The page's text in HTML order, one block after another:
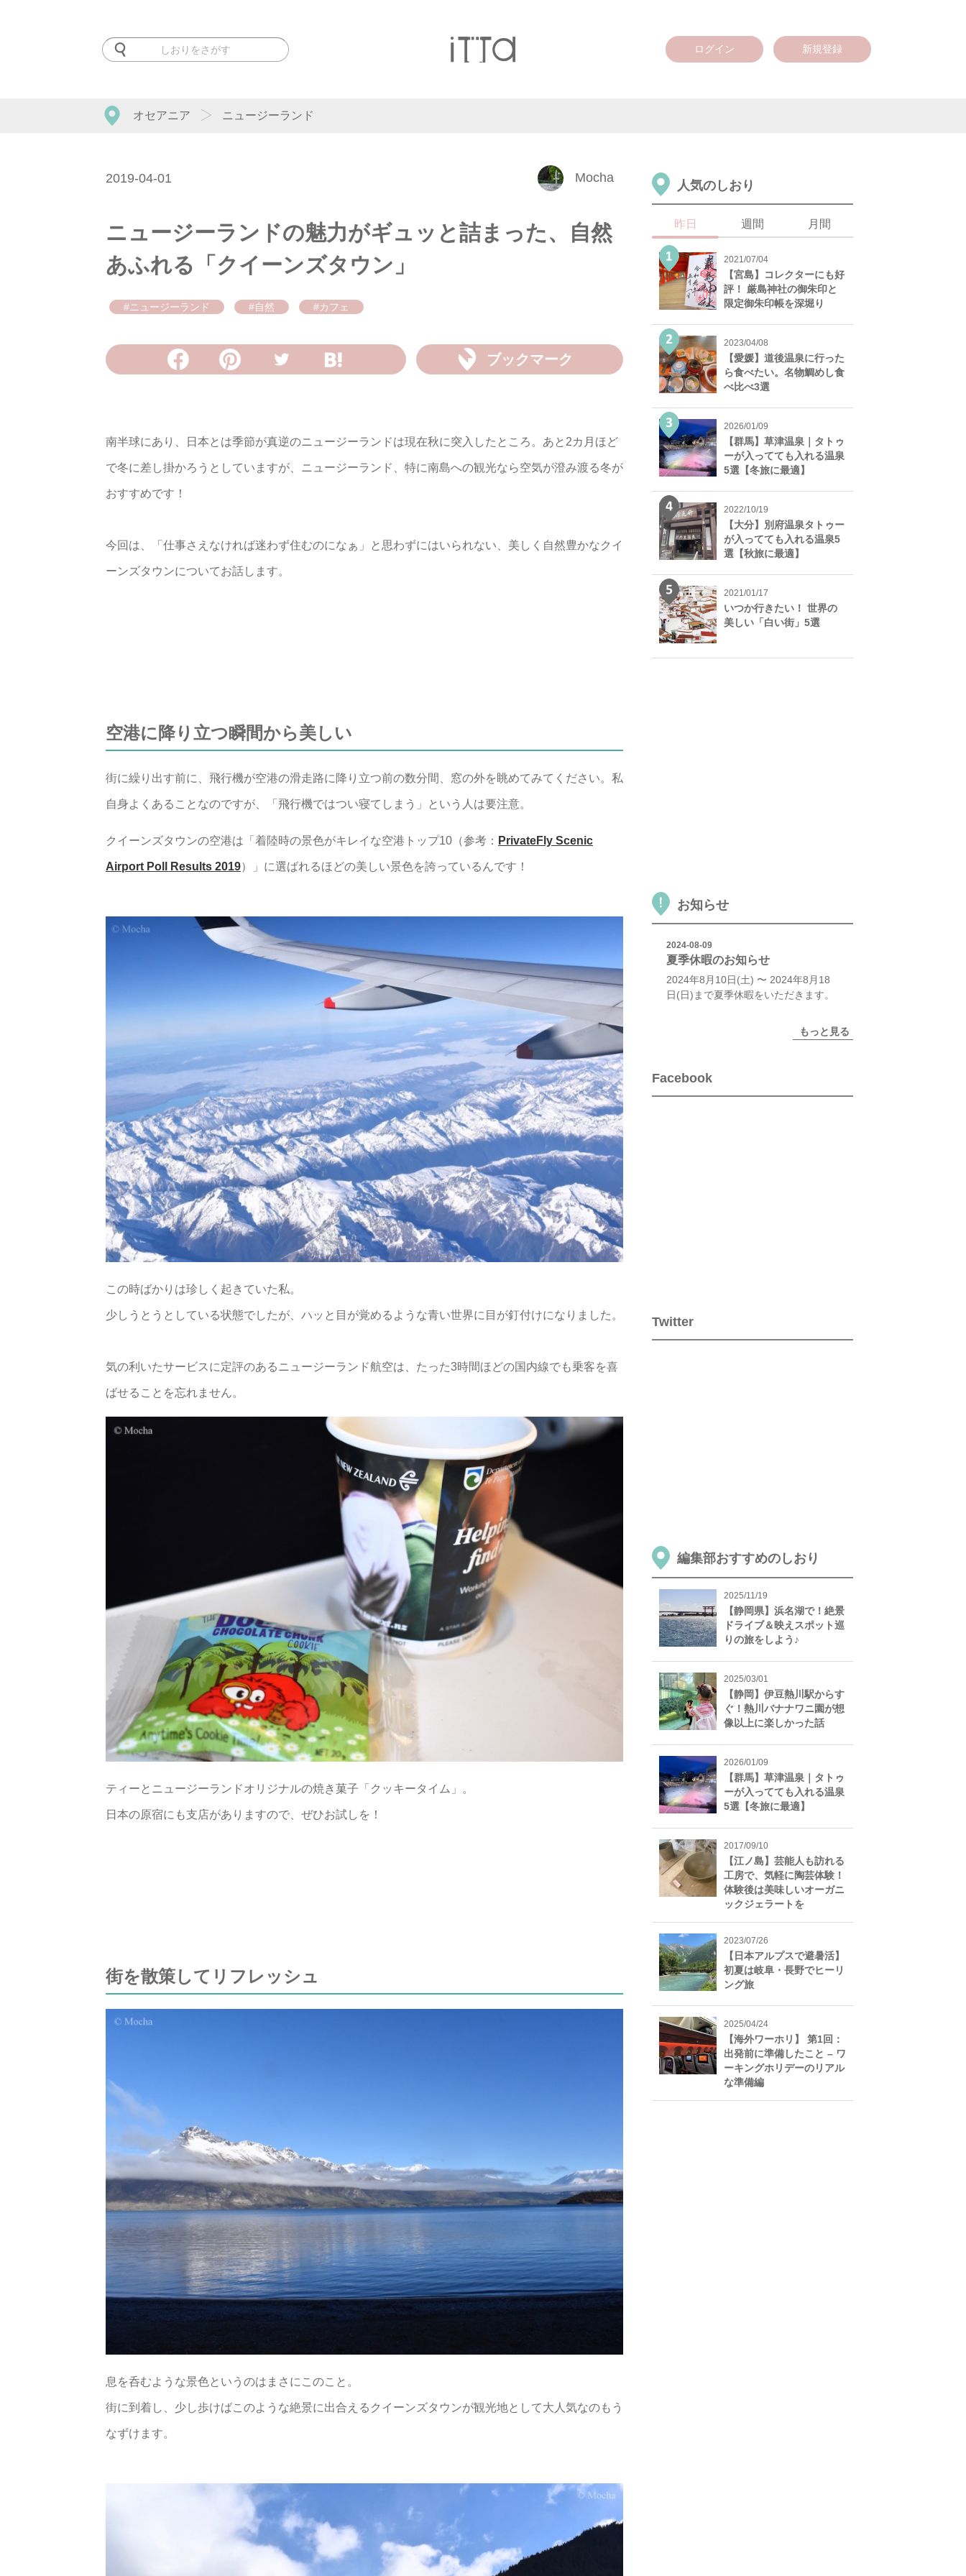
ログイン 新規登録
オセアニア ニュージーランド
2019-04-01 Mocha
ニュージーランドの魅力がギュッと詰まった、自然
あふれる「クイーンズタウン」
#ニュージーランド #自然 #カフェ
ブックマーク
南半球にあり、日本とは季節が真逆のニュージーランドは現在秋に突入したところ。あと2カ月ほど
で冬に差し掛かろうとしていますが、ニュージーランド、特に南島への観光なら空気が澄み渡る冬が
おすすめです！
今回は、「仕事さえなければ迷わず住むのになぁ」と思わずにはいられない、美しく自然豊かなクイ
ーンズタウンについてお話します。
空港に降り立つ瞬間から美しい
街に繰り出す前に、飛行機が空港の滑走路に降り立つ前の数分間、窓の外を眺めてみてください。私
自身よくあることなのですが、「飛行機ではつい寝てしまう」という人は要注意。
クイーンズタウンの空港は「着陸時の景色がキレイな空港トップ10（参考： PrivateFly Scenic
Airport Poll Results 2019）」に選ばれるほどの美しい景色を誇っているんです！
この時ばかりは珍しく起きていた私。
少しうとうとしている状態でしたが、ハッと目が覚めるような青い世界に目が釘付けになりました。
気の利いたサービスに定評のあるニュージーランド航空は、たった3時間ほどの国内線でも乗客を喜
ばせることを忘れません。
ティーとニュージーランドオリジナルの焼き菓子「クッキータイム」。
日本の原宿にも支店がありますので、ぜひお試しを！
街を散策してリフレッシュ
息を呑むような景色というのはまさにこのこと。
街に到着し、少し歩けばこのような絶景に出合えるクイーンズタウンが観光地として大人気なのもう
なずけます。
人気のしおり
昨日 週間 月間
2021/07/04
【宮島】コレクターにも好
評！ 厳島神社の御朱印と
限定御朱印帳を深堀り
2023/04/08
【愛媛】道後温泉に行った
ら食べたい。名物鯛めし食
べ比べ3選
2026/01/09
【群馬】草津温泉｜タトゥ
ーが入ってても入れる温泉
5選【冬旅に最適】
2022/10/19
【大分】別府温泉タトゥー
が入ってても入れる温泉5
選【秋旅に最適】
2021/01/17
いつか行きたい！ 世界の
美しい「白い街」5選
お知らせ
2024-08-09
夏季休暇のお知らせ
2024年8月10日(土) 〜 2024年8月18
日(日)まで夏季休暇をいただきます。
もっと見る
Facebook
Twitter
編集部おすすめのしおり
2025/11/19
【静岡県】浜名湖で！絶景
ドライブ＆映えスポット巡
りの旅をしよう♪
2025/03/01
【静岡】伊豆熱川駅からす
ぐ！熱川バナナワニ園が想
像以上に楽しかった話
2026/01/09
【群馬】草津温泉｜タトゥ
ーが入ってても入れる温泉
5選【冬旅に最適】
2017/09/10
【江ノ島】芸能人も訪れる
工房で、気軽に陶芸体験！
体験後は美味しいオーガニ
ックジェラートを
2023/07/26
【日本アルプスで避暑活】
初夏は岐阜・長野でヒーリ
ング旅
2025/04/24
【海外ワーホリ】 第1回：
出発前に準備したこと – ワ
ーキングホリデーのリアル
な準備編